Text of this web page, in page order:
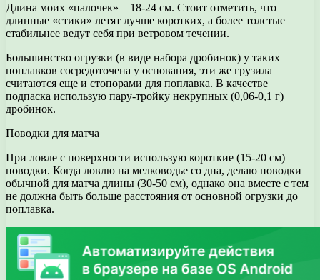
Длина моих «палочек» – 18-24 см. Стоит отметить, что
длинные «стики» летят лучше коротких, а более толстые
стабильнее ведут себя при ветровом течении.
Большинство огрузки (в виде набора дробинок) у таких
поплавков сосредоточена у основания, эти же грузила
считаются еще и стопорами для поплавка. В качестве
подпаска использую пару-тройку некрупных (0,06-0,1 г)
дробинок.
Поводки для матча
При ловле с поверхности использую короткие (15-20 см)
поводки. Когда ловлю на мелководье со дна, делаю поводки
обычной для матча длины (30-50 см), однако она вместе с тем
не должна быть больше расстояния от основной огрузки до
поплавка.